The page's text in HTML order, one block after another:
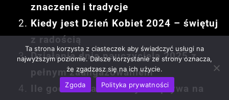
znaczenie i tradycje
Kiedy jest Dzień Kobiet 2024 – świętuj
z radością
Działania dnia nauczyciela 2025 z
pełnym zaangażowaniem
Ile godzin ma dzień i jak wpływa na
Ta strona korzysta z ciasteczek aby świadczyć usługi na
najwyższym poziomie. Dalsze korzystanie ze strony oznacza,
że zgadzasz się na ich użycie.
Zgoda
Polityka prywatności